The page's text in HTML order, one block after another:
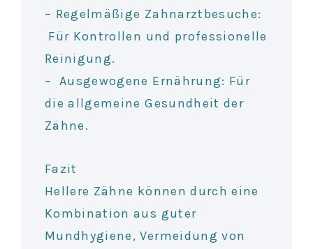
– Regelmäßige Zahnarztbesuche:
Für Kontrollen und professionelle
Reinigung.
– Ausgewogene Ernährung: Für
die allgemeine Gesundheit der
Zähne.
Fazit
Hellere Zähne können durch eine
Kombination aus guter
Mundhygiene, Vermeidung von